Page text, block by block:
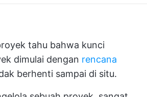
tahu bahwa kunci
dimulai dengan rencana
berhenti sampai di situ.